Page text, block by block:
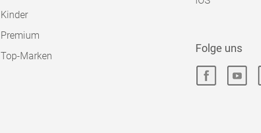
Kinder
Premium
Top-Marken
Folge uns